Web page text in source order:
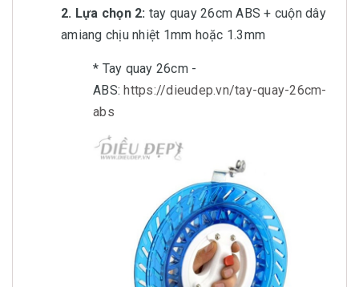
2. Lựa chọn 2: tay quay 26cm ABS + cuộn dây
amiang chịu nhiệt 1mm hoặc 1.3mm
* Tay quay 26cm -
ABS:https://dieudep.vn/tay-quay-26cm-
abs